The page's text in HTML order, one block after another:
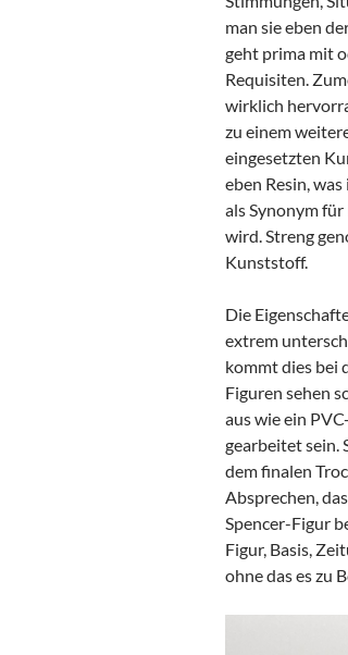
man sie eben
geht prima mit
Requisiten.
wirklich
zu einem
eingesetzten
eben Resin,
als Synonym
wird. Streng
Kunststoff.
Die
extrem
kommt dies bei
Figuren sehen
aus wie ein
gearbeitet sein.
dem finalen
Absprechen,
Spencer-Figur
Figur, Basis,
ohne das es zu